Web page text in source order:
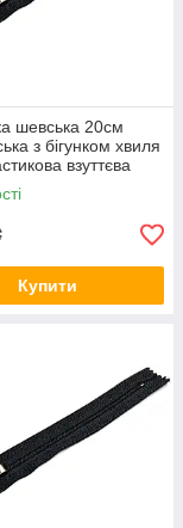
шевська 20см
з бігунком хвиля
взуттєва
Купити